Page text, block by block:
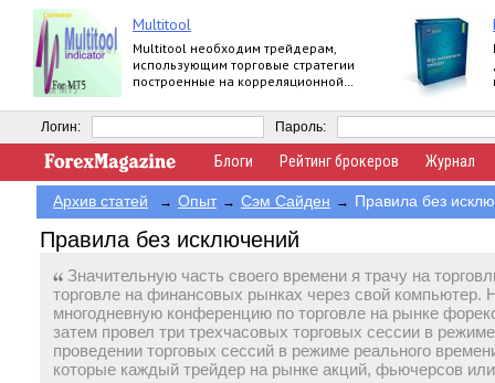
Multitool
Multitool необходим трейдерам,
использующим торговые стратегии
построенные на корреляционной
Логин: Пароль:
Блоги Рейтинг брокеров Журнал
Архив статей → Опыт → Сэм Сайден → Правила без
Правила без исключений
Значительную часть своего времени я трачу на
торговле на финансовых рынках через свой компьютер.
многодневную конференцию по торговле на рынке
затем провел три трехчасовых торговых сессии в
проведении торговых сессий в режиме реального
которые каждый трейдер на рынке акций, фьючерсов